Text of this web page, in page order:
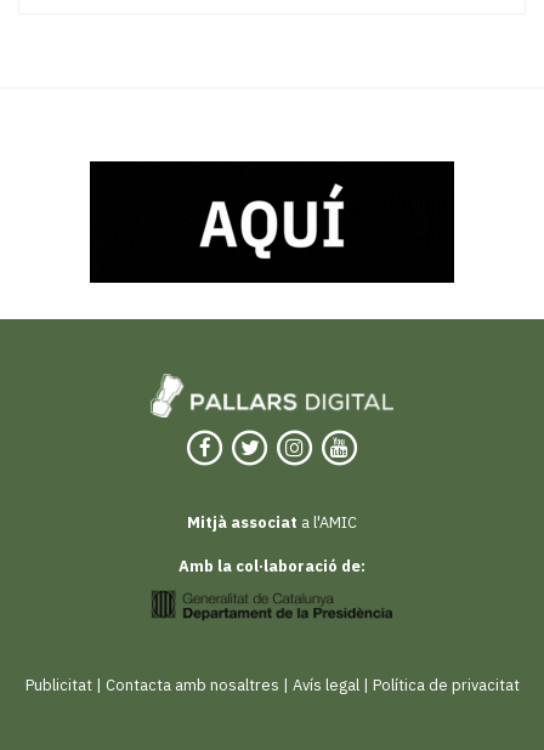
Mitjà associat a l'AMIC
Amb la col·laboració de:
Publicitat| Contacta amb nosaltres | Avís legal| Política de privacitat